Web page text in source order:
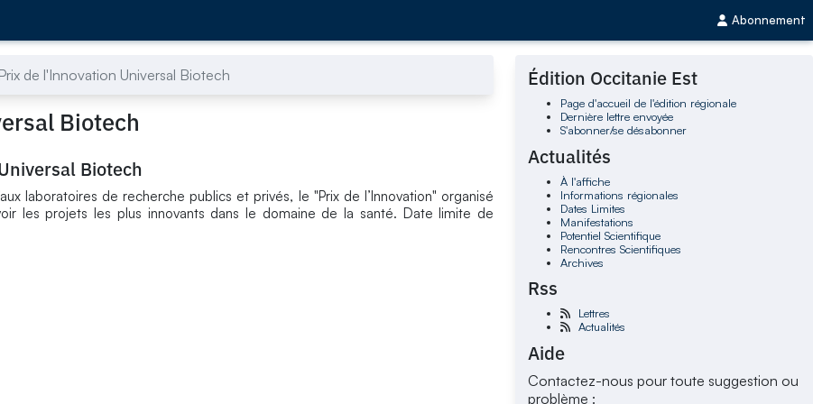
Abonnement
de l'Innovation Universal Biotech
Biotech
Biotech
laboratoires de recherche publics et privés, le "Prix de l’Innovation" organisé
les projets les plus innovants dans le domaine de la santé. Date limite de
Édition Occitanie Est
Page d'accueil de l'édition régionale
Dernière lettre envoyée
S'abonner/se désabonner
Actualités
À l'affiche
Informations régionales
Dates Limites
Manifestations
Potentiel Scientifique
Rencontres Scientifiques
Archives
Rss
Lettres
Actualités
Aide
Contactez-nous pour toute suggestion ou
problème :